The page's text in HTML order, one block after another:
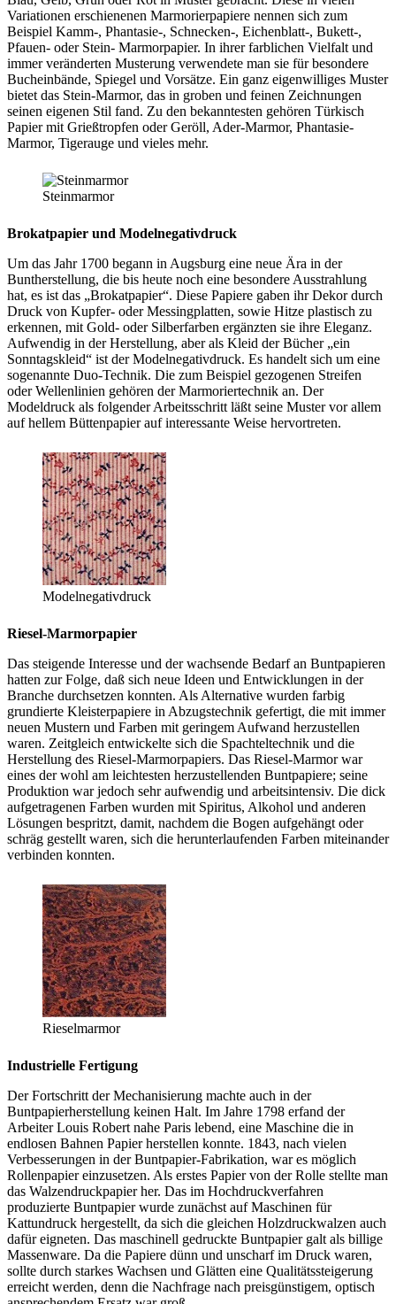
Variationen erschienenen Marmorierpapiere nennen sich zum
Beispiel Kamm-, Phantasie-, Schnecken-, Eichenblatt-, Bukett-,
Pfauen- oder Stein- Marmorpapier. In ihrer farblichen Vielfalt und
immer veränderten Musterung verwendete man sie für besondere
Bucheinbände, Spiegel und Vorsätze. Ein ganz eigenwilliges Muster
bietet das Stein-Marmor, das in groben und feinen Zeichnungen
seinen eigenen Stil fand. Zu den bekanntesten gehören Türkisch
Papier mit Grießtropfen oder Geröll, Ader-Marmor, Phantasie-
Marmor, Tigerauge und vieles mehr.
Steinmarmor
Brokatpapier und Modelnegativdruck
Um das Jahr 1700 begann in Augsburg eine neue Ära in der
Buntherstellung, die bis heute noch eine besondere Ausstrahlung
hat, es ist das „Brokatpapier“. Diese Papiere gaben ihr Dekor durch
Druck von Kupfer- oder Messingplatten, sowie Hitze plastisch zu
erkennen, mit Gold- oder Silberfarben ergänzten sie ihre Eleganz.
Aufwendig in der Herstellung, aber als Kleid der Bücher „ein
Sonntagskleid“ ist der Modelnegativdruck. Es handelt sich um eine
sogenannte Duo-Technik. Die zum Beispiel gezogenen Streifen
oder Wellenlinien gehören der Marmoriertechnik an. Der
Modeldruck als folgender Arbeitsschritt läßt seine Muster vor allem
auf hellem Büttenpapier auf interessante Weise hervortreten.
Modelnegativdruck
Riesel-Marmorpapier
Das steigende Interesse und der wachsende Bedarf an Buntpapieren
hatten zur Folge, daß sich neue Ideen und Entwicklungen in der
Branche durchsetzen konnten. Als Alternative wurden farbig
grundierte Kleisterpapiere in Abzugstechnik gefertigt, die mit immer
neuen Mustern und Farben mit geringem Aufwand herzustellen
waren. Zeitgleich entwickelte sich die Spachteltechnik und die
Herstellung des Riesel-Marmorpapiers. Das Riesel-Marmor war
eines der wohl am leichtesten herzustellenden Buntpapiere; seine
Produktion war jedoch sehr aufwendig und arbeitsintensiv. Die dick
aufgetragenen Farben wurden mit Spiritus, Alkohol und anderen
Lösungen bespritzt, damit, nachdem die Bogen aufgehängt oder
schräg gestellt waren, sich die herunterlaufenden Farben miteinander
verbinden konnten.
Rieselmarmor
Industrielle Fertigung
Der Fortschritt der Mechanisierung machte auch in der
Buntpapierherstellung keinen Halt. Im Jahre 1798 erfand der
Arbeiter Louis Robert nahe Paris lebend, eine Maschine die in
endlosen Bahnen Papier herstellen konnte. 1843, nach vielen
Verbesserungen in der Buntpapier-Fabrikation, war es möglich
Rollenpapier einzusetzen. Als erstes Papier von der Rolle stellte man
das Walzendruckpapier her. Das im Hochdruckverfahren
produzierte Buntpapier wurde zunächst auf Maschinen für
Kattundruck hergestellt, da sich die gleichen Holzdruckwalzen auch
dafür eigneten. Das maschinell gedruckte Buntpapier galt als billige
Massenware. Da die Papiere dünn und unscharf im Druck waren,
sollte durch starkes Wachsen und Glätten eine Qualitätssteigerung
erreicht werden, denn die Nachfrage nach preisgünstigem, optisch